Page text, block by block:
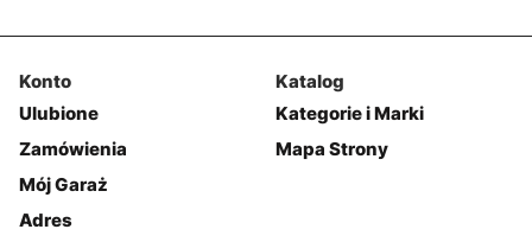
Konto
Ulubione
Zamówienia
Mój Garaż
Adres
Katalog
Kategorie i Marki
Mapa Strony